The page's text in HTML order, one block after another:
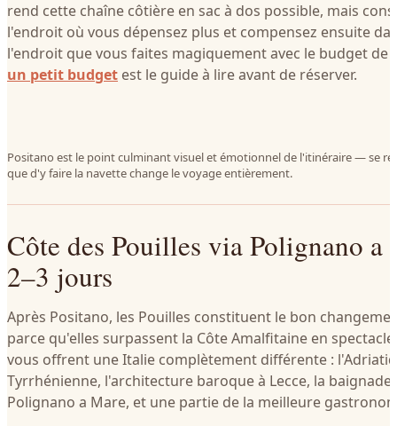
rend cette chaîne côtière en sac à dos possible, mais
l'endroit où vous dépensez plus et compensez ensuite
l'endroit que vous faites magiquement avec le budget de
un petit budget est le guide à lire avant de réserver.
Positano est le point culminant visuel et émotionnel de l'itinéraire — se
que d'y faire la navette change le voyage entièrement.
Côte des Pouilles via Polignano a
2–3 jours
Après Positano, les Pouilles constituent le bon
parce qu'elles surpassent la Côte Amalfitaine en
vous offrent une Italie complètement différente :
Tyrrhénienne, l'architecture baroque à Lecce, la baignade
Polignano a Mare, et une partie de la meilleure